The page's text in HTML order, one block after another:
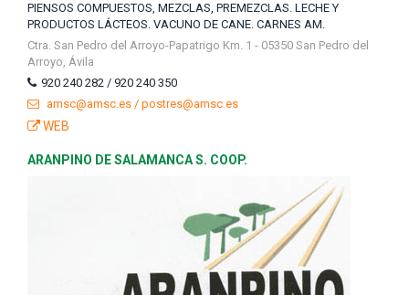
PIENSOS COMPUESTOS, MEZCLAS, PREMEZCLAS. LECHE Y
PRODUCTOS LÁCTEOS. VACUNO DE CANE. CARNES AM.
Ctra. San Pedro del Arroyo-Papatrigo Km. 1 - 05350 San Pedro del
Arroyo, Ávila
920 240 282 / 920 240 350
amsc@amsc.es / postres@amsc.es
WEB
ARANPINO DE SALAMANCA S. COOP.